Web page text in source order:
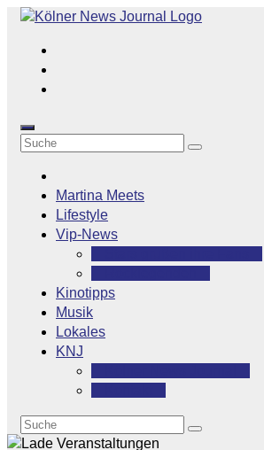
Zum
springen
Martina Meets
Lifestyle
Vip-News
Kinotipps
Musik
Lokales
KNJ